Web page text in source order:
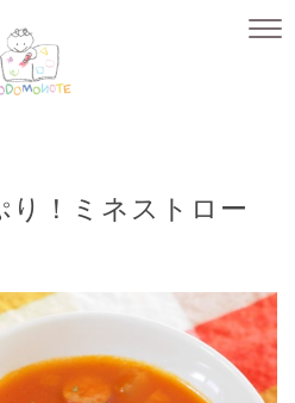
り！ミネストロー